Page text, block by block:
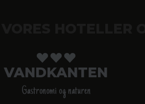
VANDKANTEN
Gastronomi og naturen